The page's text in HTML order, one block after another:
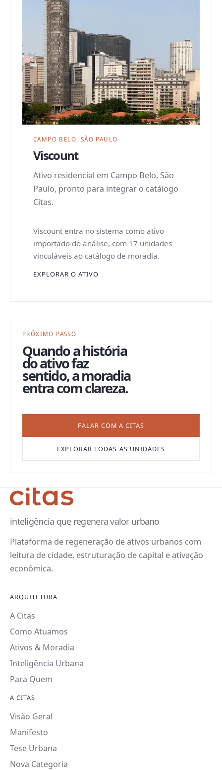
CAMPO BELO, SÃO PAULO
Viscount
Ativo residencial em Campo Belo, São
Paulo, pronto para integrar o catálogo
Citas.
Viscount entra no sistema como ativo
importado do análise, com 17 unidades
vinculáveis ao catálogo de moradia.
EXPLORAR O ATIVO
PRÓXIMO PASSO
Quando a história
do ativo faz
sentido, a moradia
entra com clareza.
FALAR COM A CITAS
EXPLORAR TODAS AS UNIDADES
inteligência que regenera valor urbano
Plataforma de regeneração de ativos urbanos com
leitura de cidade, estruturação de capital e ativação
econômica.
ARQUITETURA
A Citas
Como Atuamos
Ativos & Moradia
Inteligência Urbana
Para Quem
A CITAS
Visão Geral
Manifesto
Tese Urbana
Nova Categoria